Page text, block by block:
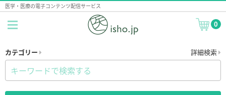
医学・医療の電子コンテンツ配信サービス
0
カテゴリー 詳細検索